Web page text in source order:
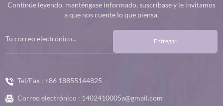
Continúe leyendo, manténgase informado, suscríbase y le invitamos
a que nos cuente lo que piensa.
Entregar
Tel/Fax : +86 18855144825
Correo electrónico : 1402410005a@gmail.com